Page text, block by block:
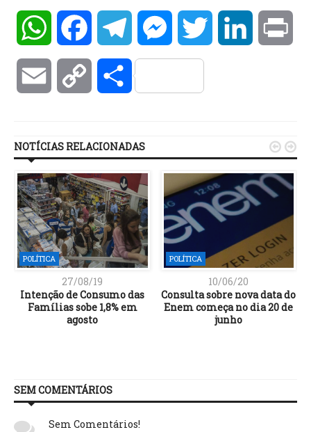
WhatsAppFacebookTelegramMessengerTwitter LinkedIn
Email Copy Compartilhar
NOTÍCIAS RELACIONADAS
POLÍTICA
27/08/19
Intenção de Consumo das
Famílias sobe 1,8% em
agosto
POLÍTICA
10/06/20
Consulta sobre nova data do
Enem começa no dia 20 de
junho
 
SEM COMENTÁRIOS
Sem Comentários!